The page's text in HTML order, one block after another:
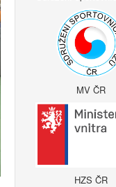
MV ČR
HZS ČR